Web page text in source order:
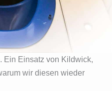
Ein Einsatz von Kildwick,
wir diesen wieder